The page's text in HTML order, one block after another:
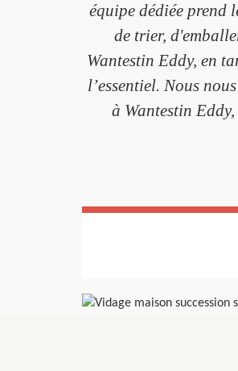
équipe dédiée prend
de trier,
Wantestin Eddy, en
l’essentiel. Nous
à Wantestin